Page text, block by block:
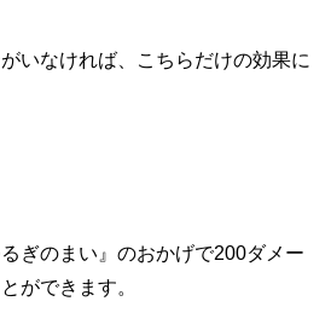
いなければ、こちらだけの効果に
ぎのまい』のおかげで200ダメー
ができます。